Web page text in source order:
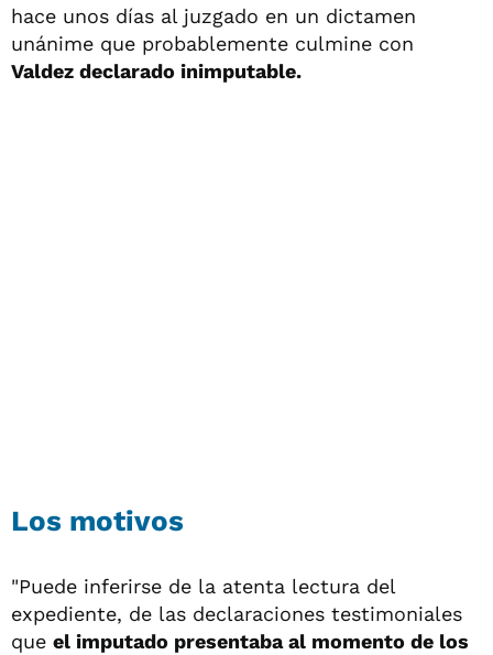
hace unos días al juzgado en un dictamen
unánime que probablemente culmine con
Valdez declarado inimputable.
Los motivos
"Puede inferirse de la atenta lectura del
expediente, de las declaraciones testimoniales
que el imputado presentaba al momento de los